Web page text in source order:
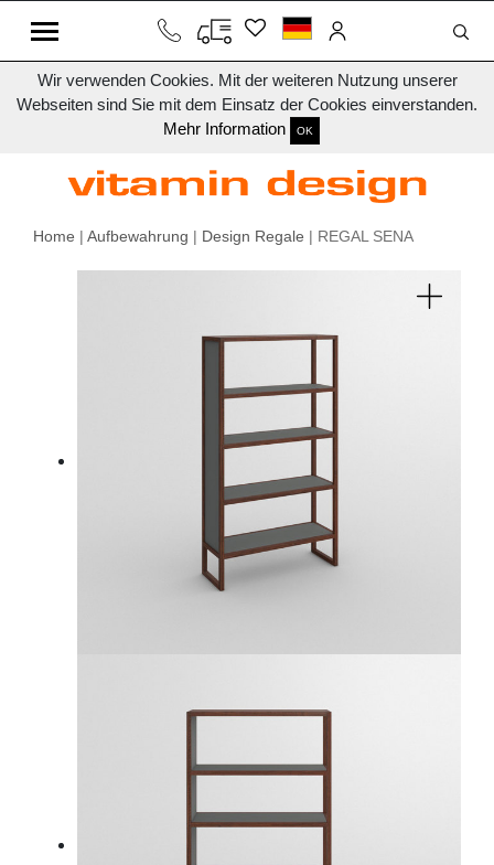
Wir verwenden Cookies. Mit der weiteren Nutzung unserer
Webseiten sind Sie mit dem Einsatz der Cookies einverstanden.
Mehr Information
OK
Home | Aufbewahrung | Design Regale | REGAL SENA